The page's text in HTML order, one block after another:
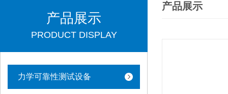
产品展示
PRODUCT DISPLAY
力学可靠性测试设备
产品展示